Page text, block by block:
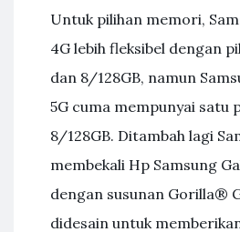
Untuk pilihan memori,
4G lebih fleksibel dengan
dan 8/128GB, namun
5G cuma mempunyai satu
8/128GB. Ditambah lagi
membekali Hp Samsung
dengan susunan Gorilla®
didesain untuk